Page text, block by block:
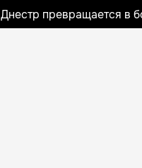
Днестр превращается в